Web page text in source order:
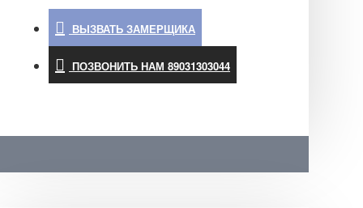
ВЫЗВАТЬ ЗАМЕРЩИКА
ПОЗВОНИТЬ НАМ 89031303044